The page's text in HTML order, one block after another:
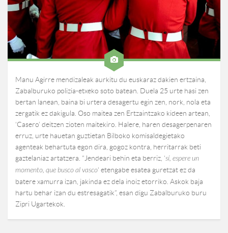
Manu Agirre mendizaleak aurkitu du euskaraz dakien ertzaina,
Zabalburuko polizia-etxeko soto batean. Duela 25 urte hasi zen
bertan lanean, baina bi urtera desagertu egin zen, nork, nola eta
zergatik ez dakigula. Oso maitea zen Ertzaintzako kideen artean,
‘Casero’ deitzen zioten maitekiro. Halere, haren desagerpenaren
erruz, urte hauetan guztietan Bilboko komisaldegietako
agenteak behartuta egon dira, gogoz kontra, herritarrak beti
gaztelaniaz artatzera. “Jendeari behin eta berriz, ‘sí, espere un
momento, que busco al vasco‘ etengabe esatea guretzat ez da
batere xamurra izan, jakinda ez dela inoiz etorriko. Askok baja
hartu behar izan du estresagatik”, esan digu Zabalburuko buru
Zipri Ugartekok.